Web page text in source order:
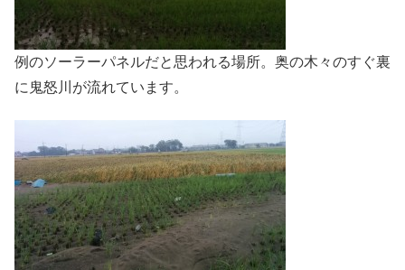
例のソーラーパネルだと思われる場所。奥の木々のすぐ裏
に鬼怒川が流れています。